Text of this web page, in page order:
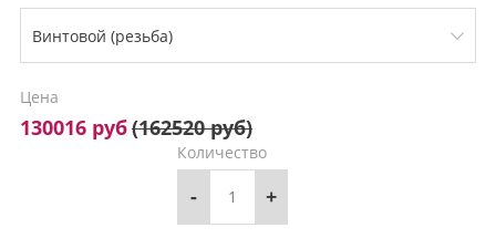
Цена
130016 руб(162520 руб)
Количество
- +